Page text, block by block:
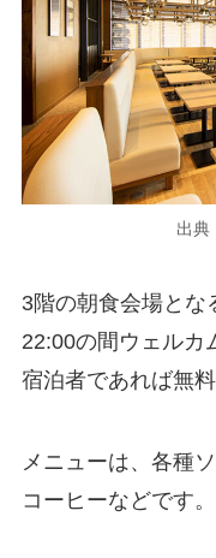
出典
3階の朝食会場とな
22:00の間ウェルカ
宿泊者であれば無
メニューは、各種
コーヒーなどです。